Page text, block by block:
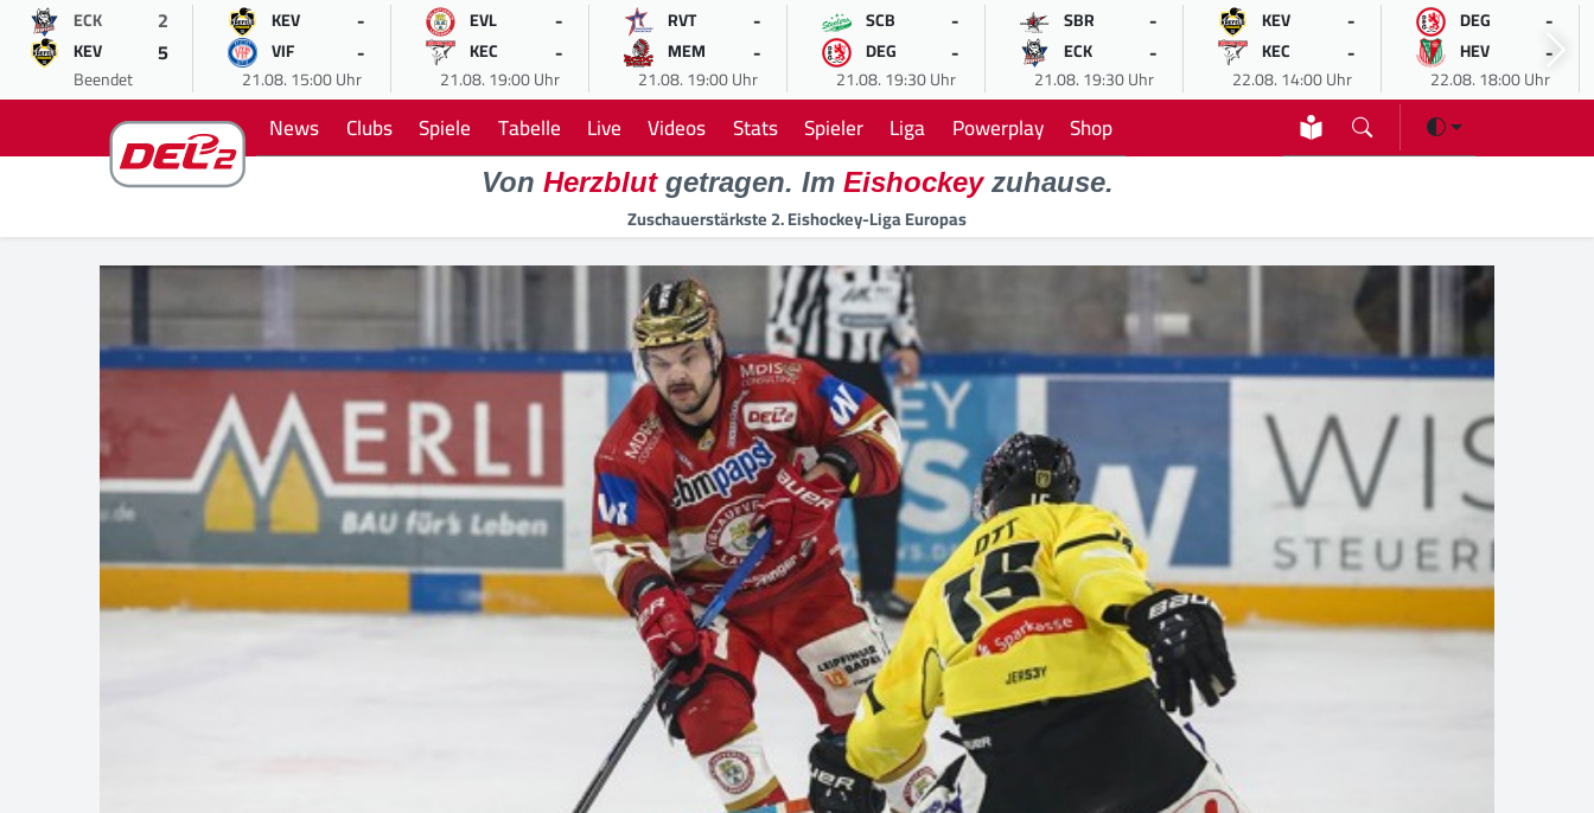
ECK 2
KEV 5
Beendet
KEV -
VIF -
21.08. 15:00 Uhr
EVL -
KEC -
21.08. 19:00 Uhr
RVT -
MEM -
21.08. 19:00 Uhr
SCB -
DEG -
21.08. 19:30 Uhr
SBR -
ECK -
21.08. 19:30 Uhr
KEV -
KEC -
22.08. 14:00 Uhr
DEG -
HEV -
22.08. 18:00 Uhr
News Clubs Spiele Tabelle Live Videos Stats Spieler Liga Powerplay Shop
Von Herzblutgetragen. Im Eishockeyzuhause.
Zuschauerstärkste 2. Eishockey-Liga Europas